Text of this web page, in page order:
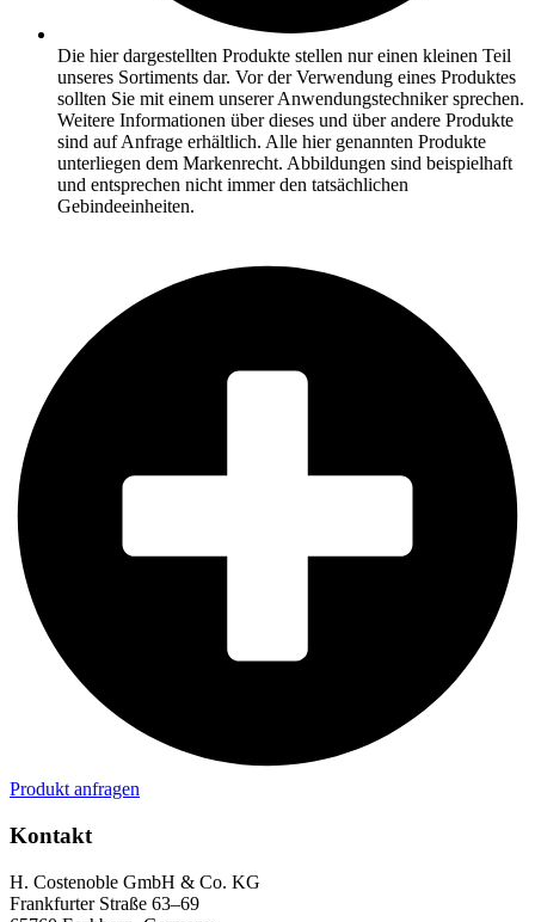
Die hier dargestellten Produkte stellen nur einen kleinen Teil
unseres Sortiments dar. Vor der Verwendung eines Produktes
sollten Sie mit einem unserer Anwendungstechniker sprechen.
Weitere Informationen über dieses und über andere Produkte
sind auf Anfrage erhältlich. Alle hier genannten Produkte
unterliegen dem Markenrecht. Abbildungen sind beispielhaft
und entsprechen nicht immer den tatsächlichen
Gebindeeinheiten.
Produkt anfragen
Kontakt
H. Costenoble GmbH & Co. KG
Frankfurter Straße 63–69